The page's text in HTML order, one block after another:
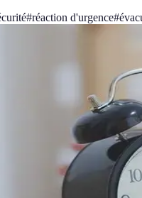
#réaction d'urgence#